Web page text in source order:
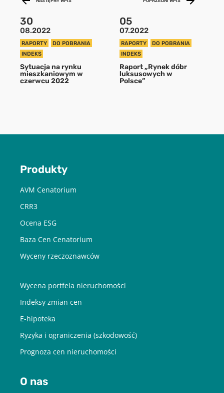
Pobierz raport
aby pobrać raport podaj swój adres
email
30
08.2022
RAPORTY
DO POBRANIA
INDEKS
Sytuacja na rynku
mieszkaniowym w
czerwcu 2022
05
07.2022
RAPORTY
DO POBRANIA
INDEKS
Raport „Rynek dóbr
luksusowych w
Polsce”
Produkty
AVM Cenatorium
CRR3
Ocena ESG
Baza Cen Cenatorium
Wyceny rzeczoznawców
Wycena portfela nieruchomości
Indeksy zmian cen
E-hipoteka
Ryzyka i ograniczenia (szkodowość)
Prognoza cen nieruchomości
O nas